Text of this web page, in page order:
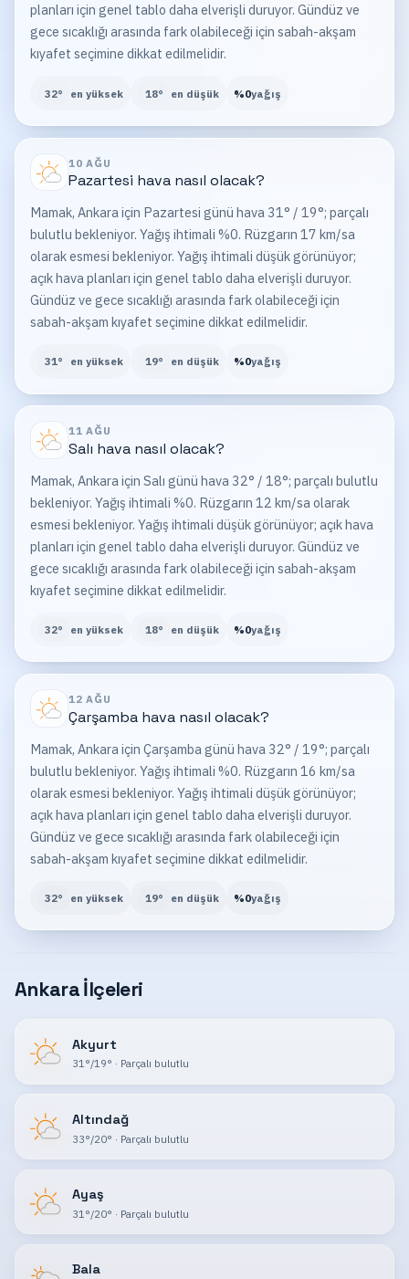
planları için genel tablo daha elverişli duruyor. Gündüz ve
gece sıcaklığı arasında fark olabileceği için sabah-akşam
kıyafet seçimine dikkat edilmelidir.
32° en yüksek 18° en düşük %0yağış
10 AĞU
Pazartesi hava nasıl olacak?
Mamak, Ankara için Pazartesi günü hava 31° / 19°; parçalı
bulutlu bekleniyor. Yağış ihtimali %0. Rüzgarın 17 km/sa
olarak esmesi bekleniyor. Yağış ihtimali düşük görünüyor;
açık hava planları için genel tablo daha elverişli duruyor.
Gündüz ve gece sıcaklığı arasında fark olabileceği için
sabah-akşam kıyafet seçimine dikkat edilmelidir.
31° en yüksek 19° en düşük %0yağış
11 AĞU
Salı hava nasıl olacak?
Mamak, Ankara için Salı günü hava 32° / 18°; parçalı bulutlu
bekleniyor. Yağış ihtimali %0. Rüzgarın 12 km/sa olarak
esmesi bekleniyor. Yağış ihtimali düşük görünüyor; açık hava
planları için genel tablo daha elverişli duruyor. Gündüz ve
gece sıcaklığı arasında fark olabileceği için sabah-akşam
kıyafet seçimine dikkat edilmelidir.
32° en yüksek 18° en düşük %0yağış
12 AĞU
Çarşambahava nasıl olacak?
Mamak, Ankara için Çarşamba günü hava 32° / 19°; parçalı
bulutlu bekleniyor. Yağış ihtimali %0. Rüzgarın 16 km/sa
olarak esmesi bekleniyor. Yağış ihtimali düşük görünüyor;
açık hava planları için genel tablo daha elverişli duruyor.
Gündüz ve gece sıcaklığı arasında fark olabileceği için
sabah-akşam kıyafet seçimine dikkat edilmelidir.
32° en yüksek 19° en düşük %0yağış
Ankara İlçeleri
Akyurt
31°/19° · Parçalı bulutlu
Altındağ
33°/20° · Parçalı bulutlu
Ayaş
31 °/20° · Parçalı bulutlu
Bala